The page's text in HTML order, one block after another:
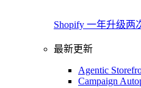
Shopify 一年升级两
最新更新
Agentic
Campaign